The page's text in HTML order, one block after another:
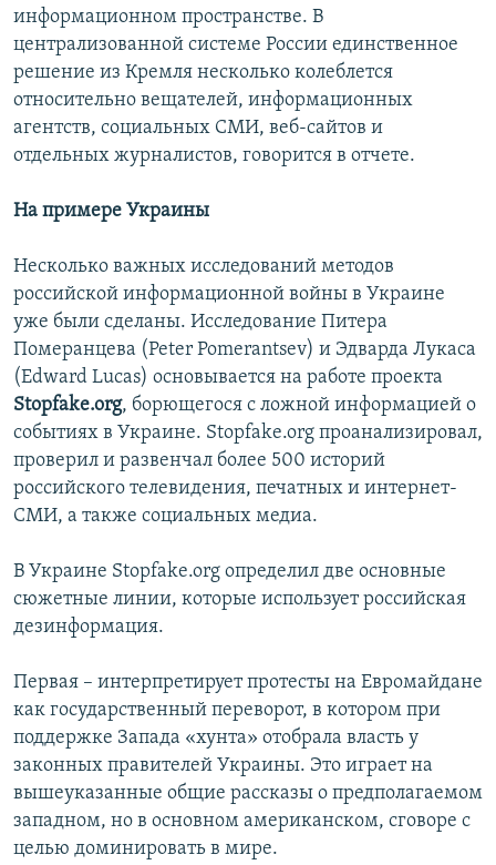
информационном пространстве. В
централизованной системе России единственное
решение из Кремля несколько колеблется
относительно вещателей, информационных
агентств, социальных СМИ, веб-сайтов и
отдельных журналистов, говорится в отчете.
На примере Украины
Несколько важных исследований методов
российской информационной войны в Украине
уже были сделаны. Исследование Питера
Померанцева (Peter Pomerantsev) и Эдварда Лукаса
(Edward Lucas) основывается на работе проекта
Stopfake.org, борющегося с ложной информацией о
событиях в Украине. Stopfake.org проанализировал,
проверил и развенчал более 500 историй
российского телевидения, печатных и интернет-
СМИ, а также социальных медиа.
В Украине Stopfake.org определил две основные
сюжетные линии, которые использует российская
дезинформация.
Первая – интерпретирует протесты на Евромайдане
как государственный переворот, в котором при
поддержке Запада «хунта» отобрала власть у
законных правителей Украины. Это играет на
вышеуказанные общие рассказы о предполагаемом
западном, но в основном американском, сговоре с
целью доминировать в мире.